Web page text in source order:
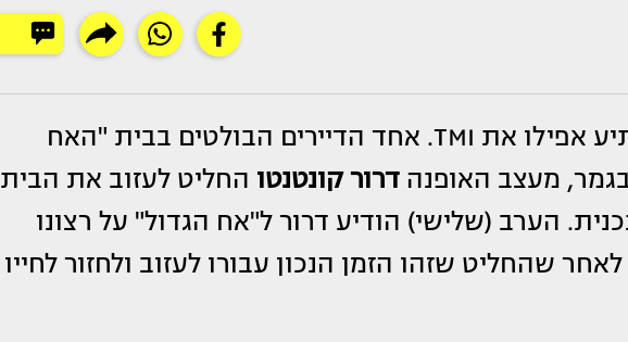
הידיעה הבאה הצליחה להפתיע אפילו את TMI. אחד הדיירים הבולטים בבית "האח
בגמר, מעצב האופנהדרור קונטנטו החליט לעזוב את הבית
הערב (שלישי) הודיע דרור ל"אח הגדול" על רצונו
שהחליט שזהו הזמן הנכון עבורו לעזוב ולחזור לחייו